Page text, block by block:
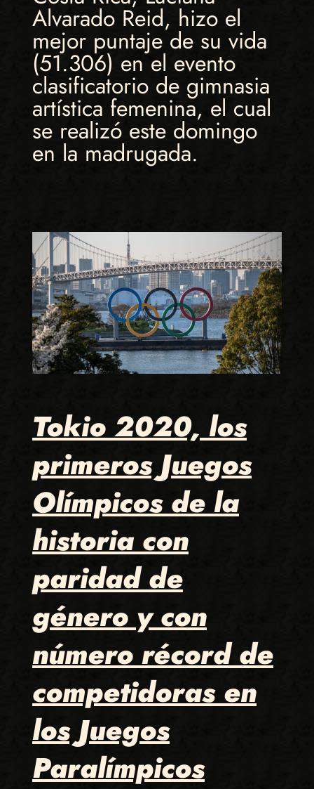
Alvarado Reid, hizo el
mejor puntaje de su vida
(51.306) en el evento
clasificatorio de gimnasia
artística femenina, el cual
se realizó este domingo
en la madrugada.
Tokio 2020, los
primeros Juegos
Olímpicos de la
historia con
paridad de
género y con
número récord de
competidoras en
los Juegos
Paralímpicos